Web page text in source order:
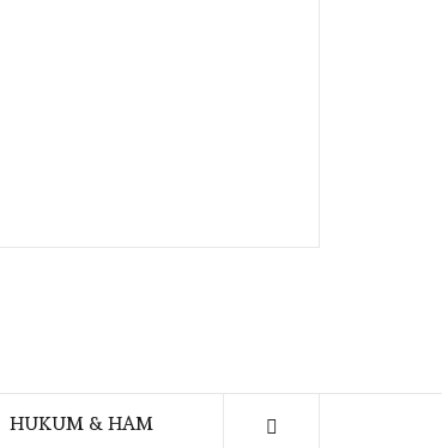
HUKUM & HAM